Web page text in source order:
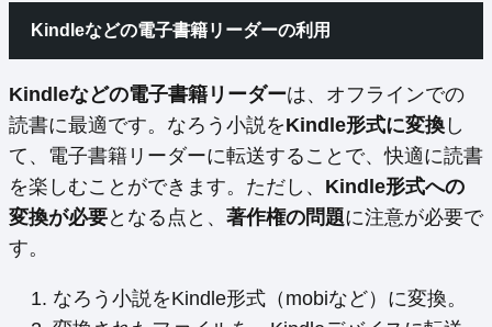
Kindleなどの電子書籍リーダーの利用
Kindleなどの電子書籍リーダーは、オフラインでの
読書に最適です。なろう小説をKindle形式に変換 し
て、電子書籍リーダーに転送することで、快適に読書
を楽しむことができます。ただし、 Kindle形式への
変換が必要となる点と、 著作権の問題に注意が必要で
す。
なろう小説をKindle形式（mobiなど）に変換。